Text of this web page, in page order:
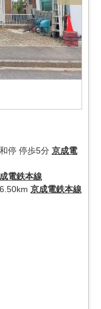
停 停歩5分 京成電
電鉄本線
京成電鉄本線